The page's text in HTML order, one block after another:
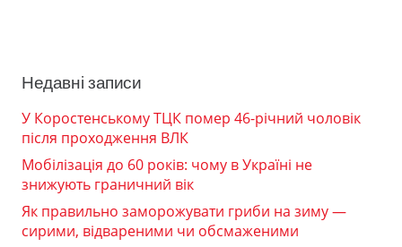
Недавні записи
У Коростенському ТЦК помер 46-річний чоловік
після проходження ВЛК
Мобілізація до 60 років: чому в Україні не
знижують граничний вік
Як правильно заморожувати гриби на зиму —
сирими, відвареними чи обсмаженими